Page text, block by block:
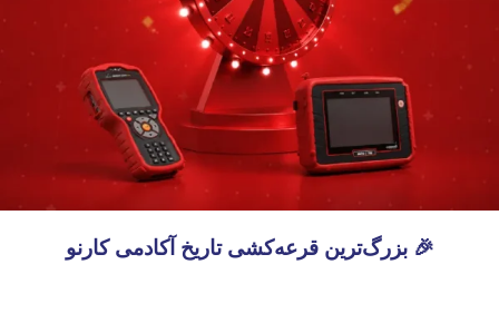
🎉 بزرگ‌ترین قرعه‌کشی تاریخ آکادمی کارنو